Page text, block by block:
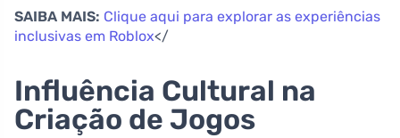
SAIBA MAIS: Clique aqui para explorar as experiências
inclusivas em Roblox</
Influência Cultural na
Criação de Jogos